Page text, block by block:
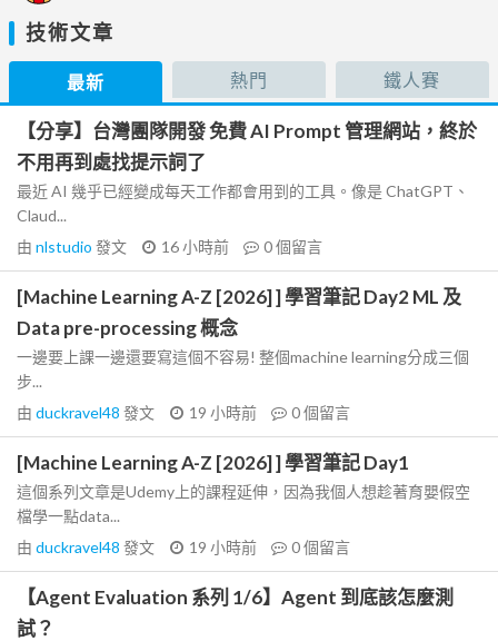
技術文章
最新 熱門 鐵人賽
【分享】台灣團隊開發 免費 AI Prompt 管理網站，終於
不用再到處找提示詞了
最近 AI 幾乎已經變成每天工作都會用到的工具。像是 ChatGPT、
Claud...
由 nlstudio 發文 16 小時前 0個留言
[Machine Learning A-Z [2026] ] 學習筆記 Day2 ML 及
Data pre-processing 概念
一邊要上課一邊還要寫這個不容易! 整個machine learning分成三個
步...
由 duckravel48 發文 19 小時前 0個留言
[Machine Learning A-Z [2026] ] 學習筆記 Day1
這個系列文章是Udemy上的課程延伸，因為我個人想趁著育嬰假空
檔學一點data...
由 duckravel48 發文 19 小時前 0個留言
【Agent Evaluation 系列 1/6】Agent 到底該怎麼測
試？